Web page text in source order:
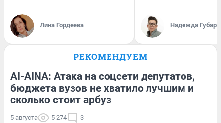
Лина Гордеева Надежда Губарь
РЕКОМЕНДУЕМ
AI-AINA: Атака на соцсети депутатов,
бюджета вузов не хватило лучшим и
сколько стоит арбуз
5 августа 5 274 3